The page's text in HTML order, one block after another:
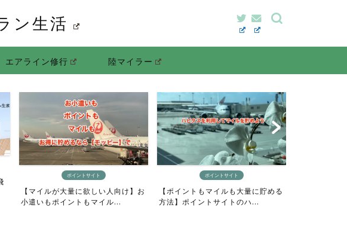
ン生活
エアライン修行 陸マイラー
ポイントサイト
【ポイントもマイルも大量に貯める
方法】ポイントサイトのハ...
マイルの貯め方
【最短4日間でANAマイルをざっく
り貯めるニモカルート完...